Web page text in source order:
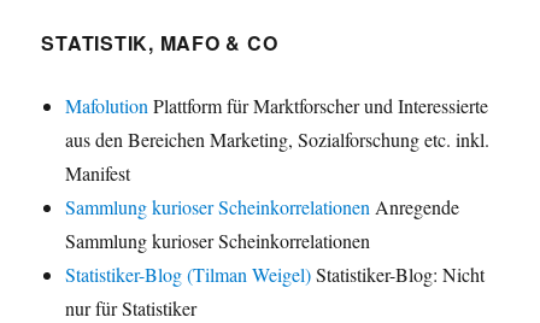
STATISTIK, MAFO & CO
Mafolution Plattform für Marktforscher und Interessierte
aus den Bereichen Marketing, Sozialforschung etc. inkl.
Manifest
Sammlung kurioser Scheinkorrelationen Anregende
Sammlung kurioser Scheinkorrelationen
Statistiker-Blog (Tilman Weigel)Statistiker-Blog: Nicht
nur für Statistiker